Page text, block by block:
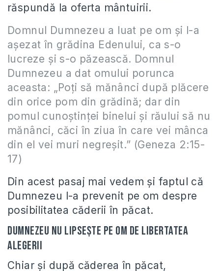
răspundă la oferta mântuirii.
Domnul Dumnezeu a luat pe om şi l-a
aşezat în grădina Edenului, ca s-o
lucreze şi s-o păzească. Domnul
Dumnezeu a dat omului porunca
aceasta: „Poţi să mănânci după plăcere
din orice pom din grădină; dar din
pomul cunoştinţei binelui şi răului să nu
mănânci, căci în ziua în care vei mânca
din el vei muri negreşit.” (Geneza 2:15-
17)
Din acest pasaj mai vedem şi faptul că
Dumnezeu l-a prevenit pe om despre
posibilitatea căderii în păcat.
Dumnezeu nu lipseşte pe om de libertatea
alegerii
Chiar şi după căderea în păcat,